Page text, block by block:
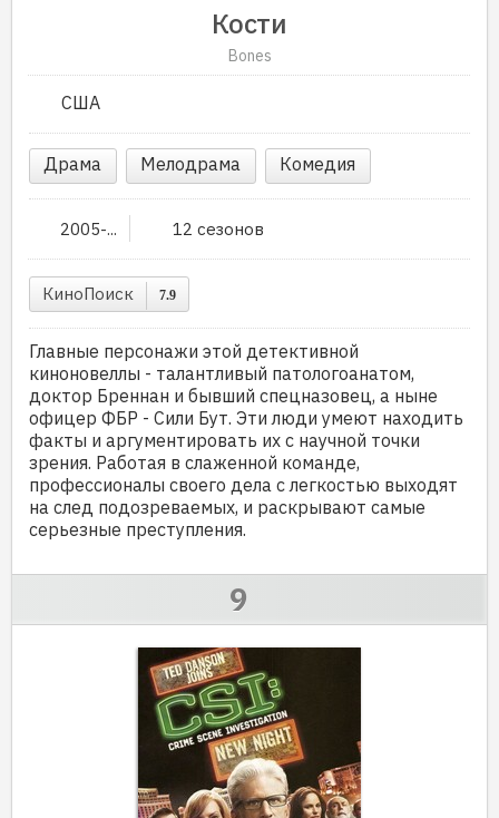
Кости
Bones
США
Драма Мелодрама Комедия
2005-... 12 сезонов
КиноПоиск 7.9
Главные персонажи этой детективной
киноновеллы - талантливый патологоанатом,
доктор Бреннан и бывший спецназовец, а ныне
офицер ФБР - Сили Бут. Эти люди умеют находить
факты и аргументировать их с научной точки
зрения. Работая в слаженной команде,
профессионалы своего дела с легкостью выходят
на след подозреваемых, и раскрывают самые
серьезные преступления.